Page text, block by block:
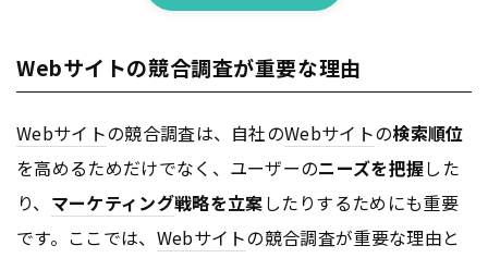
Webサイトの競合調査が重要な理由
Webサイトの競合調査は、自社のWebサイトの検索順位
を高めるためだけでなく、ユーザーのニーズを把握した
り、 マーケティング戦略を立案したりするためにも重要
です。ここでは、 Webサイトの競合調査が重要な理由と